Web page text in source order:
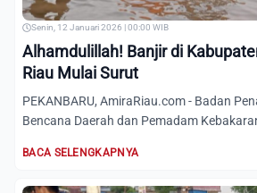
Senin, 12 Januari 2026 | 00:00 WIB
Alhamdulillah! Banjir di
Riau Mulai Surut
PEKANBARU, AmiraRiau.com - Badan
Bencana Daerah dan Pemadam
BACA SELENGKAPNYA